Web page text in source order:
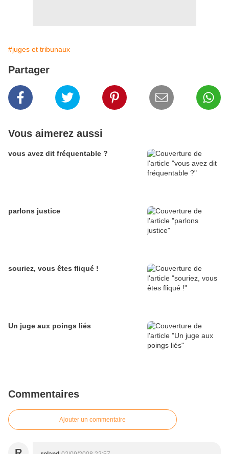
#juges et tribunaux
Partager
Vous aimerez aussi
vous avez dit fréquentable ?
parlons justice
souriez, vous êtes fliqué !
Un juge aux poings liés
Commentaires
Ajouter un commentaire